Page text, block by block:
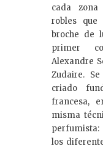
cada
robles que
broche de
primer
Alexandre
Zudaire.
criado
francesa,
misma
los